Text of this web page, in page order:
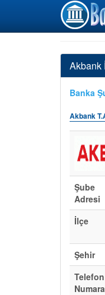
Akbank
Banka
Akbank
Şube
Adresi
İlçe
Şehir
Telefon